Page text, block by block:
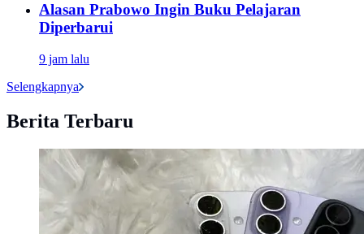
Alasan Prabowo Ingin Buku Pelajaran
Diperbarui
9 jam lalu
Selengkapnya
Berita Terbaru